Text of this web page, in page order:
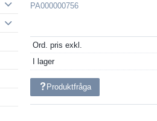
PA000000756
Ord. pris exkl.
I lager
Produktfråga